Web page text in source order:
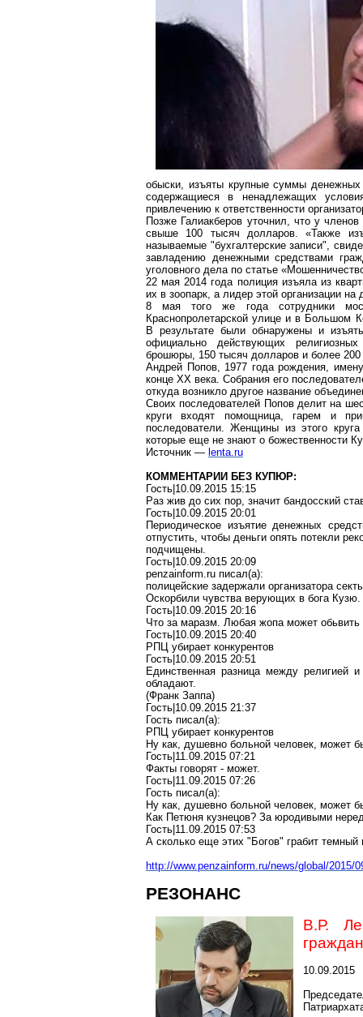
обыски, изъяты крупные суммы денежных
содержащиеся в ненадлежащих
привлечению к ответственности
Позже Галиакберов уточнил, что у
свыше 100 тысяч долларов. «Также
называемые "бухгалтерские записи",
завладению денежными средствами
уголовного дела по статье
22 мая 2014 года полиция изъяла из
их в зоопарк, а лидер этой организации на
8 мая того же года сотрудники
Краснопролетарской улице и в Большом
В результате были обнаружены и
официально действующих
брошюры, 150 тысяч долларов и более
Андрей Попов, 1977 года рождения,
конце ХХ века. Собрания его
откуда возникло другое название
Своих последователей Попов делит на
круги входят помощница, гарем и
последователи. Женщины из этого
которые еще не знают о божественности
Источник — lenta.ru
КОММЕНТАРИИ БЕЗ КУПЮР:
Гость|10.09.2015 15:15
Раз жив до сих пор, значит бандосский
Гость|10.09.2015 20:01
Периодическое изъятие денежных
отпустить, чтобы деньги опять потекли
подчищены.
Гость |10.09.2015 20:09
penzainform.ru писал(a):
полицейские задержали организатора
Оскорбили чувства верующих в бога Кузю.
Гость|10.09.2015 20:16
Что за маразм. Любая жопа может
Гость|10.09.2015 20:40
РПЦ убирает конкурентов
Гость|10.09.2015 20:51
Единственная разница между религией
обладают.
(Франк Заппа)
Гость|10.09.2015 21:37
Гость писал(a):
РПЦ убирает конкурентов
Ну как, душевно больной человек, может
Гость|11.09.2015 07:21
Факты говорят - может.
Гость|11.09.2015 07:26
Гость писал(a):
Ну как, душевно больной человек, может
Как Петюня кузнецов? За юродивыми
Гость|11.09.2015 07:53
А сколько еще этих "Богов" грабит
http://www.penzainform.ru/news/global/
РЕЗОНАНС
В.Р.
10.09.2015